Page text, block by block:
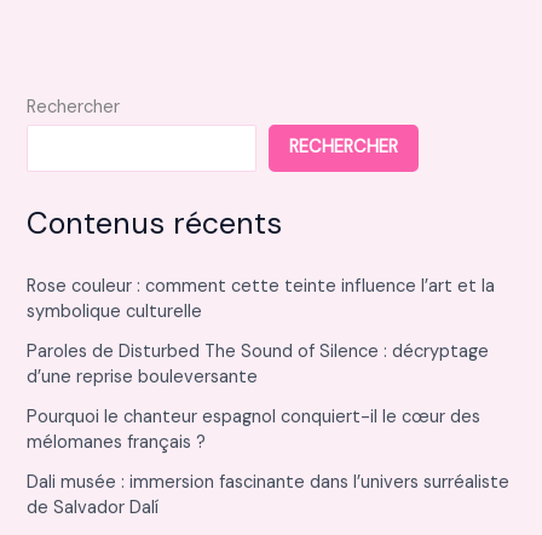
Rechercher
RECHERCHER
Contenus récents
Rose couleur : comment cette teinte influence l’art et la
symbolique culturelle
Paroles de Disturbed The Sound of Silence : décryptage
d’une reprise bouleversante
Pourquoi le chanteur espagnol conquiert-il le cœur des
mélomanes français ?
Dali musée : immersion fascinante dans l’univers surréaliste
de Salvador Dalí